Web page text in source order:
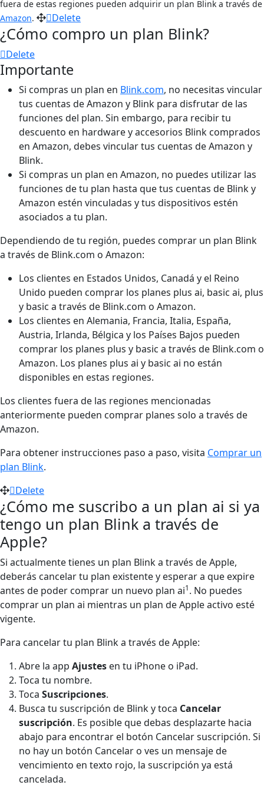
fuera de estas regiones pueden adquirir un plan Blink a través de
Amazon. Delete
¿Cómo compro un plan Blink?
Delete
Importante
Si compras un plan en Blink.com, no necesitas vincular
tus cuentas de Amazon y Blink para disfrutar de las
funciones del plan. Sin embargo, para recibir tu
descuento en hardware y accesorios Blink comprados
en Amazon, debes vincular tus cuentas de Amazon y
Blink.
Si compras un plan en Amazon, no puedes utilizar las
funciones de tu plan hasta que tus cuentas de Blink y
Amazon estén vinculadas y tus dispositivos estén
asociados a tu plan.
Dependiendo de tu región, puedes comprar un plan Blink
a través de Blink.com o Amazon:
Los clientes en Estados Unidos, Canadá y el Reino
Unido pueden comprar los planes plus ai, basic ai, plus
y basic a través de Blink.com o Amazon.
Los clientes en Alemania, Francia, Italia, España,
Austria, Irlanda, Bélgica y los Países Bajos pueden
comprar los planes plus y basic a través de Blink.com o
Amazon. Los planes plus ai y basic ai no están
disponibles en estas regiones.
Los clientes fuera de las regiones mencionadas
anteriormente pueden comprar planes solo a través de
Amazon.
Para obtener instrucciones paso a paso, visita Comprar un
plan Blink.
Delete
¿Cómo me suscribo a un plan ai si ya
tengo un plan Blink a través de
Apple?
Si actualmente tienes un plan Blink a través de Apple,
deberás cancelar tu plan existente y esperar a que expire
antes de poder comprar un nuevo plan ai1. No puedes
comprar un plan ai mientras un plan de Apple activo esté
vigente.
Para cancelar tu plan Blink a través de Apple:
Abre la app Ajustes en tu iPhone o iPad.
Toca tu nombre.
Toca Suscripciones.
Busca tu suscripción de Blink y toca Cancelar
suscripción. Es posible que debas desplazarte hacia
abajo para encontrar el botón Cancelar suscripción. Si
no hay un botón Cancelar o ves un mensaje de
vencimiento en texto rojo, la suscripción ya está
cancelada.